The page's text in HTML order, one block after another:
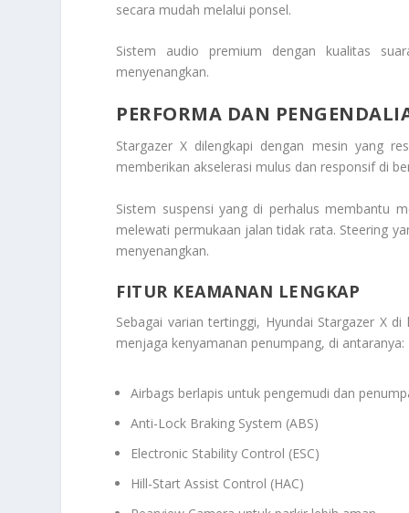
secara mudah melalui ponsel.
Sistem audio premium dengan kualitas
menyenangkan.
PERFORMA DAN
Stargazer X dilengkapi dengan mesin yang
memberikan akselerasi mulus dan responsif di
Sistem suspensi yang di perhalus membantu
melewati permukaan jalan tidak rata. Steering
menyenangkan.
FITUR KEAMANAN LENGKAP
Sebagai varian tertinggi, Hyundai Stargazer X
menjaga kenyamanan penumpang, di antaranya:
Airbags berlapis untuk pengemudi dan
Anti-Lock Braking System (ABS)
Electronic Stability Control (ESC)
Hill-Start Assist Control (HAC)